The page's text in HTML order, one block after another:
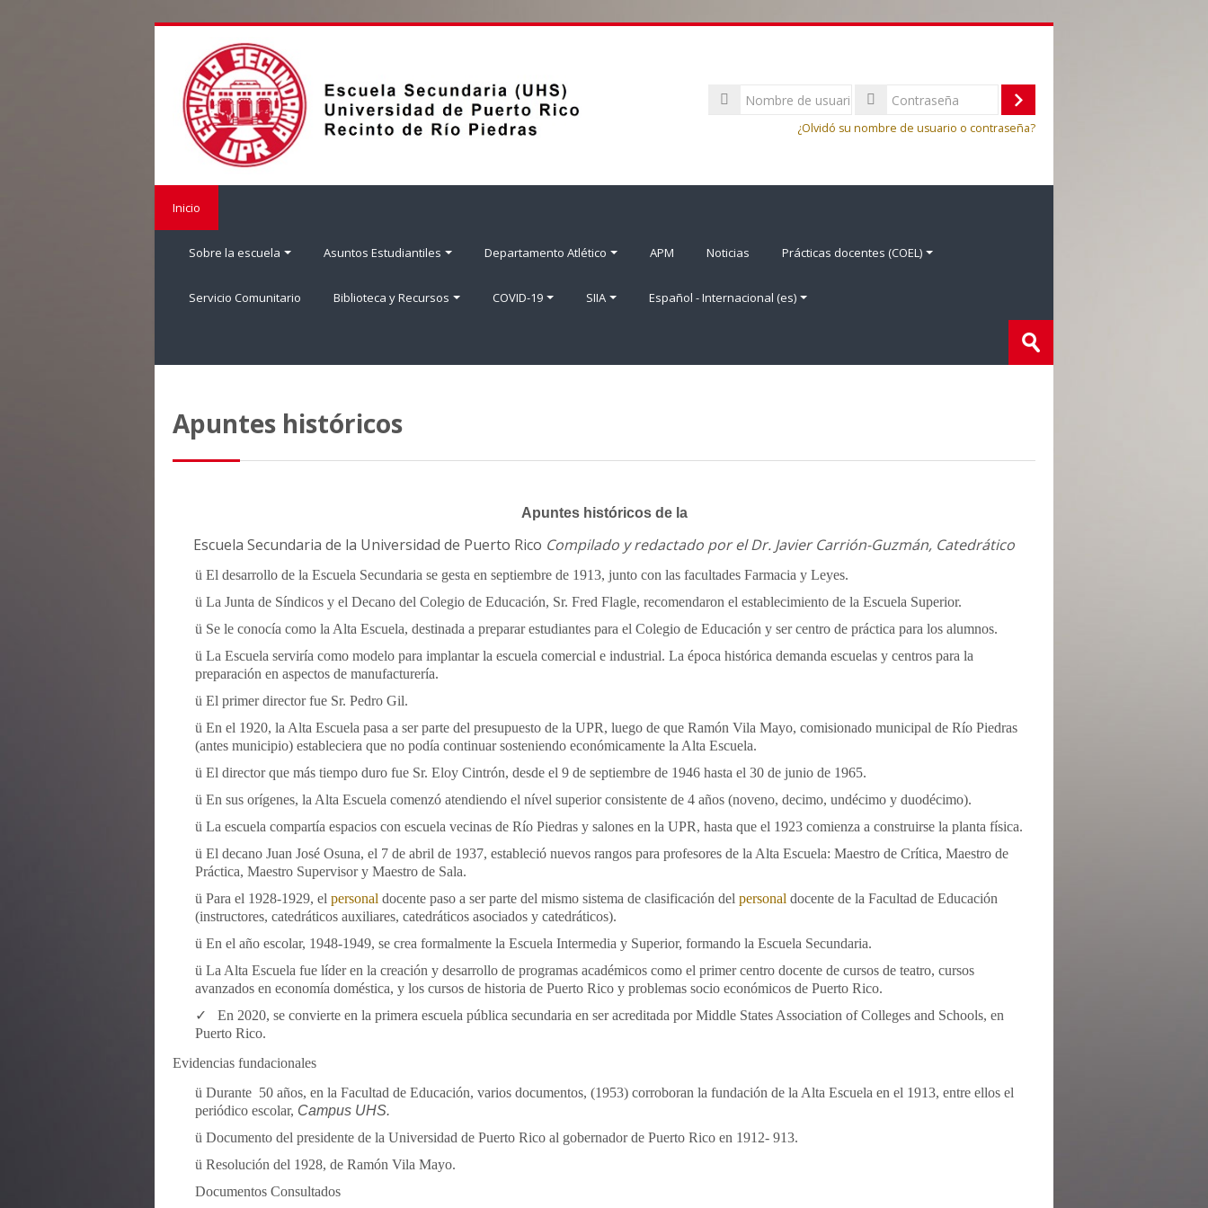
Nombre
Acceder
¿Olvidó su nombre de usuario o contraseña?
Inicio
Sobre la escuela Asuntos Estudiantiles Departamento Atlético APM Noticias Prácticas docentes (COEL)
Servicio Comunitario Biblioteca y Recursos COVID-19 SIIA Español - Internacional ‎(es)‎
Enviar
Apuntes históricos
Apuntes históricos de la
Escuela Secundaria de la Universidad de Puerto Rico Compilado y redactado por el Dr. Javier Carrión-Guzmán, Catedrático
ü El desarrollo de la Escuela Secundaria se gesta en septiembre de 1913, junto con las facultades Farmacia y Leyes.
ü La Junta de Síndicos y el Decano del Colegio de Educación, Sr. Fred Flagle, recomendaron el establecimiento de la Escuela Superior.
ü Se le conocía como la Alta Escuela, destinada a preparar estudiantes para el Colegio de Educación y ser centro de práctica para los alumnos.
ü La Escuela serviría como modelo para implantar la escuela comercial e industrial. La época histórica demanda escuelas y centros para la
preparación en aspectos de manufacturería.
ü El primer director fue Sr. Pedro Gil.
ü En el 1920, la Alta Escuela pasa a ser parte del presupuesto de la UPR, luego de que Ramón Vila Mayo, comisionado municipal de Río Piedras
(antes municipio) estableciera que no podía continuar sosteniendo económicamente la Alta Escuela.
ü El director que más tiempo duro fue Sr. Eloy Cintrón, desde el 9 de septiembre de 1946 hasta el 30 de junio de 1965.
ü En sus orígenes, la Alta Escuela comenzó atendiendo el nível superior consistente de 4 años (noveno, decimo, undécimo y duodécimo).
ü La escuela compartía espacios con escuela vecinas de Río Piedras y salones en la UPR, hasta que el 1923 comienza a construirse la planta física.
ü El decano Juan José Osuna, el 7 de abril de 1937, estableció nuevos rangos para profesores de la Alta Escuela: Maestro de Crítica, Maestro de
Práctica, Maestro Supervisor y Maestro de Sala.
ü Para el 1928-1929, el personal docente paso a ser parte del mismo sistema de clasificación del personal docente de la Facultad de Educación
(instructores, catedráticos auxiliares, catedráticos asociados y catedráticos).
ü En el año escolar, 1948-1949, se crea formalmente la Escuela Intermedia y Superior, formando la Escuela Secundaria.
ü La Alta Escuela fue líder en la creación y desarrollo de programas académicos como el primer centro docente de cursos de teatro, cursos
avanzados en economía doméstica, y los cursos de historia de Puerto Rico y problemas socio económicos de Puerto Rico.
✓ En 2020, se convierte en la primera escuela pública secundaria en ser acreditada por Middle States Association of Colleges and Schools, en
Puerto Rico.
Evidencias fundacionales
ü Durante 50 años, en la Facultad de Educación, varios documentos, (1953) corroboran la fundación de la Alta Escuela en el 1913, entre ellos el
periódico escolar, Campus UHS.
ü Documento del presidente de la Universidad de Puerto Rico al gobernador de Puerto Rico en 1912- 913.
ü Resolución del 1928, de Ramón Vila Mayo.
Documentos Consultados